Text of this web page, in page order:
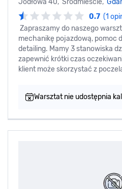
Jodłowa 40, Śródmieście,
0.7 (1
Zapraszamy do naszego
mechanikę pojazdową, pomoc
detailing. Mamy 3 stanowiska
zapewnić krótki czas
klient może skorzystać z
Warsztat nie udostępnia